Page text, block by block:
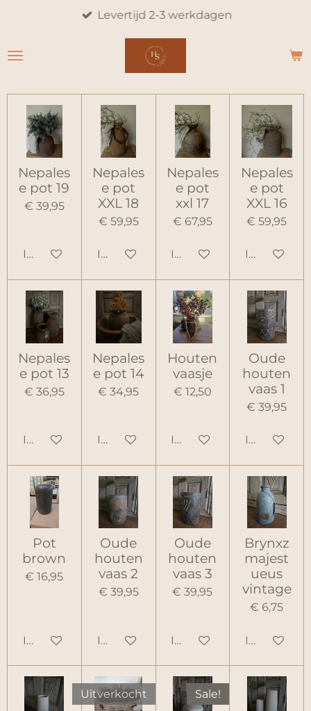
naar
hoofdinhoud
Levertijd 2-3 werkdagen
Nepales
e pot 19
€ 39,95
In winkelwagen
Nepales
e pot
XXL 18
€ 59,95
In winkelwagen
Nepales
e pot
xxl 17
€ 67,95
In winkelwagen
Nepales
e pot
XXL 16
€ 59,95
In
Nepales
e pot 13
€ 36,95
In winkelwagen
Nepales
e pot 14
€ 34,95
In winkelwagen
Houten
vaasje
€ 12,50
In winkelwagen
Oude
houten
vaas 1
€ 39,95
In
Pot
brown
€ 16,95
In winkelwagen
Oude
houten
vaas 2
€ 39,95
In winkelwagen
Oude
houten
vaas 3
€ 39,95
In winkelwagen
Brynxz
majest
ueus
vintage
€ 6,75
In
Uitverkocht Sale!